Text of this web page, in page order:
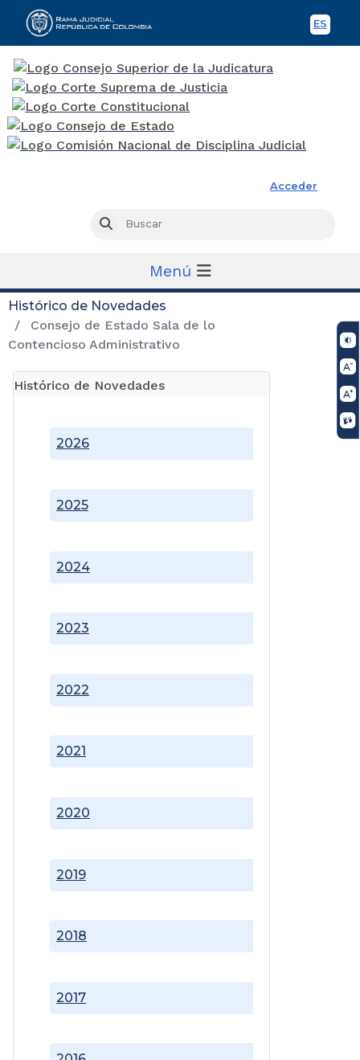
ES
Acceder
Buscar
Menú
Histórico de Novedades
Consejo de Estado Sala de lo
Contencioso Administrativo
Histórico de Novedades
2017
2018
2019
2020
2021
2022
2023
2024
2025
2026